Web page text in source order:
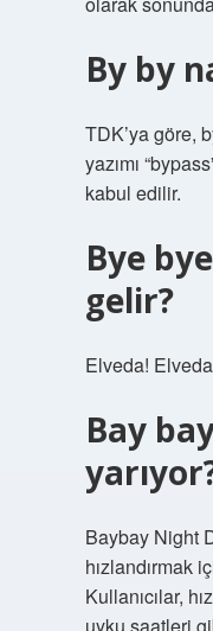
By by
TDK’ya göre,
yazımı
kabul edilir.
Bye
gelir?
Elveda!
Bay
Baybay Night
hızlandırmak
Kullanıcılar,